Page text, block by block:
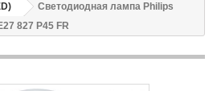
Светодиодная лампа Philips
827 P45 FR